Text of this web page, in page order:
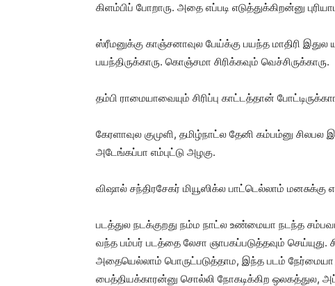
கிளம்பிப் போறாரு. அதை எப்படி எடுத்துக்கிறன்னு
ஸ்ரீமனுக்கு காஞ்சனாவுல பேய்க்கு பயந்த மாதிரி
பயந்திருக்காரு. கொஞ்சமா சிரிக்கவும் வெச்சிருக்காரு.
தம்பி ராமையாவையும் சிரிப்பு காட்டத்தான்
கேரளாவுல குமுளி, தமிழ்நாட்ல தேனி கம்பம்னு சிலபல
அடேங்கப்பா எம்புட்டு அழகு.
விஷால் சந்திரசேகர் மியூஸிக்ல பாட்டெல்லாம் மனசுக்கு
படத்துல நடக்குறது நம்ம நாட்ல உண்மையா நடந்த
வந்த பம்பர் படத்தை லேசா ஞாபகப்படுத்தவும்
அதையெல்லாம் பொருட்படுத்தாம, இந்த படம்
பைத்தியக்காரன்னு சொல்லி நோகடிக்கிற ஒலகத்துல,